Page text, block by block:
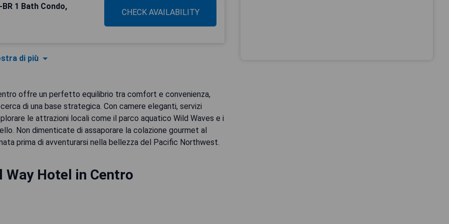
1 Bath Condo,
CHECK AVAILABILITY
di più
offre un perfetto equilibrio tra comfort e convenienza,
di una base strategica. Con camere eleganti, servizi
le attrazioni locali come il parco aquatico Wild Waves e i
Non dimenticate di assaporare la colazione gourmet al
prima di avventurarsi nella bellezza del Pacific Northwest.
Hotel in Centro